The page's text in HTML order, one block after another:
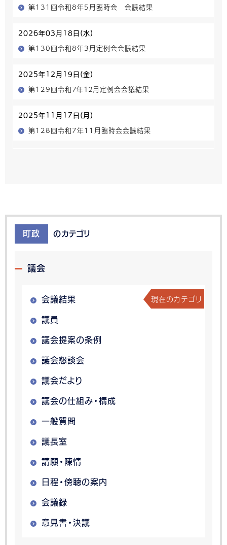
第131回令和8年5月臨時会 会議結果
2026年03月18日(水)
第130回令和8年3月定例会会議結果
2025年12月19日(金)
第129回令和７年１２月定例会会議結果
2025年11月17日(月)
第128回令和7年11月臨時会会議結果
町政 のカテゴリ
議会
会議結果 現在のカテゴリ
議員
議会提案の条例
議会懇談会
議会だより
議会の仕組み・構成
一般質問
議長室
請願・陳情
日程・傍聴の案内
会議録
意見書・決議